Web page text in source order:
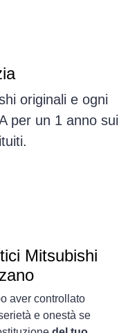
originali e ogni
per un 1 anno sui
Mitsubishi
aver controllato
e onestà se